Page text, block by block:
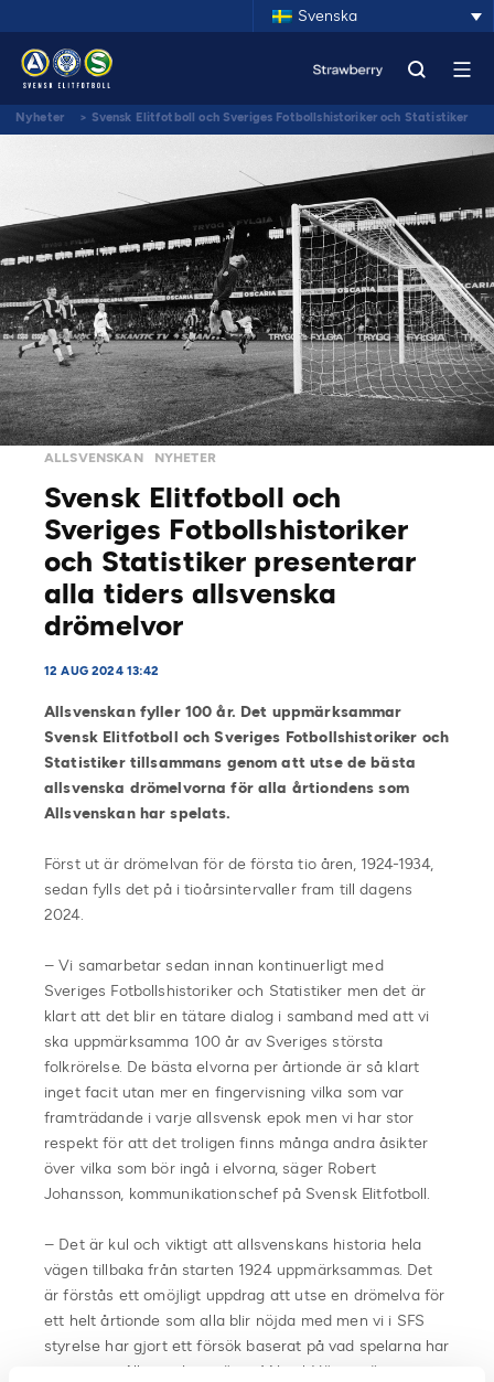
Svenska
Nyheter > Svensk Elitfotboll och Sveriges Fotbollshistoriker och Statistiker
ALLSVENSKAN NYHETER
Svensk Elitfotboll och
Sveriges Fotbollshistoriker
och Statistiker presenterar
alla tiders allsvenska
drömelvor
12 AUG 2024 13:42
Allsvenskan fyller 100 år. Det uppmärksammar
Svensk Elitfotboll och Sveriges Fotbollshistoriker och
Statistiker tillsammans genom att utse de bästa
allsvenska drömelvorna för alla årtiondens som
Allsvenskan har spelats.
Först ut är drömelvan för de första tio åren, 1924-1934,
sedan fylls det på i tioårsintervaller fram till dagens
2024.
– Vi samarbetar sedan innan kontinuerligt med
Sveriges Fotbollshistoriker och Statistiker men det är
klart att det blir en tätare dialog i samband med att vi
ska uppmärksamma 100 år av Sveriges största
folkrörelse. De bästa elvorna per årtionde är så klart
inget facit utan mer en fingervisning vilka som var
framträdande i varje allsvensk epok men vi har stor
respekt för att det troligen finns många andra åsikter
över vilka som bör ingå i elvorna, säger Robert
Johansson, kommunikationschef på Svensk Elitfotboll.
– Det är kul och viktigt att allsvenskans historia hela
vägen tillbaka från starten 1924 uppmärksammas. Det
är förstås ett omöjligt uppdrag att utse en drömelva för
ett helt årtionde som alla blir nöjda med men vi i SFS
styrelse har gjort ett försök baserat på vad spelarna har
presterat i Allsvenskan, säger Mikael Häggström,